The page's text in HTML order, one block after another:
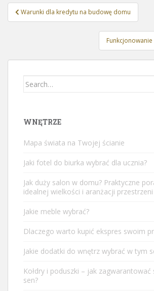
Nawigacja
wpisu
Warunki dla kredytu na budowę domu
Search
WNĘTRZE
Mapa świata na Twojej ścianie
Jaki fotel do biurka wybrać dla ucznia?
Jak duży salon w domu? Praktyczne
idealnej wielkości i aranżacji przestrzeni
Jakie meble wybrać?
Dlaczego warto kupić ekspres swoim
Jakie dodatki do wnętrz wybrać w tym
Kołdry i poduszki – jak
sen?